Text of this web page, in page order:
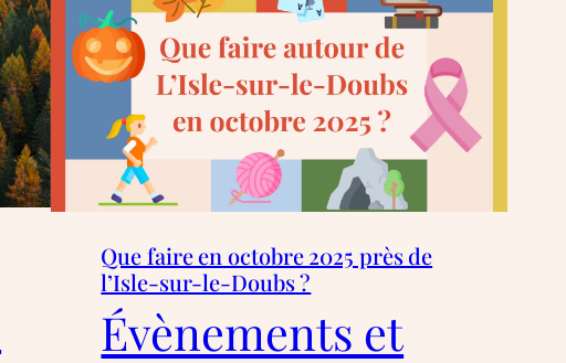
Que faire en octobre 2025 près de
l’Isle-sur-le-Doubs ?
Évènements et